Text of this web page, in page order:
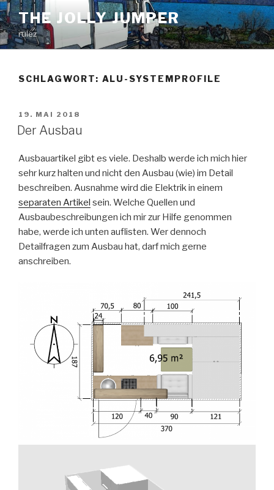
Zum
Inhalt
springen
THE JOLLY JUMPER
rulez
SCHLAGWORT: ALU-SYSTEMPROFILE
VERÖFFENTLICHT
AM
19. MAI 2018
Der Ausbau
Ausbauartikel gibt es viele. Deshalb werde ich mich hier
sehr kurz halten und nicht den Ausbau (wie) im Detail
beschreiben. Ausnahme wird die Elektrik in einem
separaten Artikel sein. Welche Quellen und
Ausbaubeschreibungen ich mir zur Hilfe genommen
habe, werde ich unten auflisten. Wer dennoch
Detailfragen zum Ausbau hat, darf mich gerne
anschreiben.